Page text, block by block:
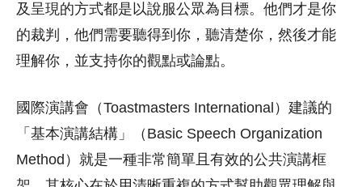
及呈現的方式都是以說服公眾為目標。他們才是你
的裁判，他們需要聽得到你，聽清楚你，然後才能
理解你，並支持你的觀點或論點。
國際演講會（Toastmasters International）建議的
「基本演講結構」（Basic Speech Organization
Method）就是一種非常簡單且有效的公共演講框